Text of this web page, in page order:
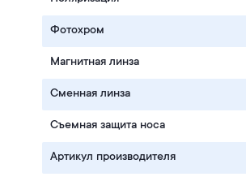
Фотохром
Магнитная линза
Сменная линза
Съемная защита носа
Артикул производителя